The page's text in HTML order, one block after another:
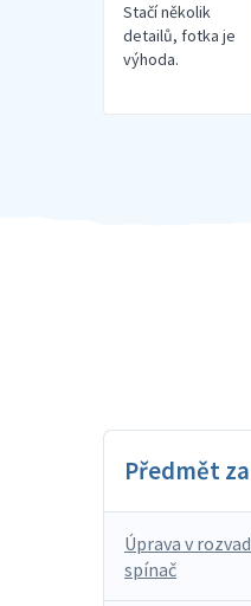
Stačí několik
detailů, fotka je
výhoda.
Předmět
Úprava v
spínač